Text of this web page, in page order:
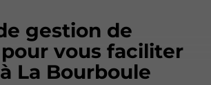
gestion de
vous faciliter
La Bourboule